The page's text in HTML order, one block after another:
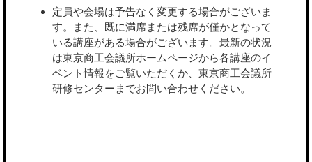
定員や会場は予告なく変更する場合がございま
す。また、既に満席または残席が僅かとなって
いる講座がある場合がございます。最新の状況
は東京商工会議所ホームページから各講座のイ
ベント情報をご覧いただくか、東京商工会議所
研修センターまでお問い合わせください。